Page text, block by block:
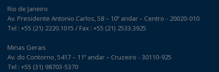
Rio de Janeiro
Av. Presidente Antonio Carlos, 58 – 10º andar – Centro - 20020-010
Tel : +55 (21) 2220.1015 / Fax : +55 (21) 2533.3925
Minas Gerais
Av. do Contorno, 5417 – 11º andar – Cruzeiro - 30110-925
Tel : +55 (31) 98703-5370